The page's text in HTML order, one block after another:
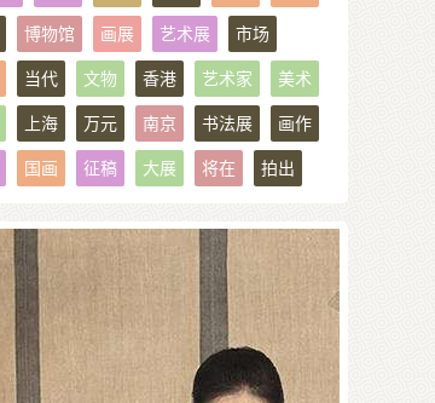
博物馆 画展 艺术展 市场
当代 文物 香港 艺术家 美术
上海 万元 南京 书法展 画作
国画 征稿 大展 将在 拍出